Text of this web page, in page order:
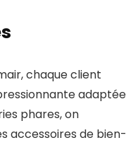
chaque client
adaptée
phares, on
accessoires de bien-